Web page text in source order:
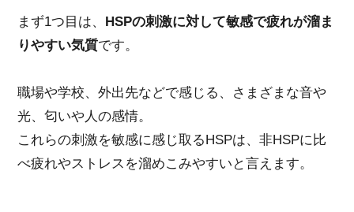
まず1つ目は、
HSPの刺激に対して敏感で疲れが溜ま
りやすい気質です。
職場や学校、外出先などで感じる、さまざまな音や
光、匂いや人の感情。
これらの刺激を敏感に感じ取るHSPは、非HSPに比
べ疲れやストレスを溜めこみやすいと言えます。